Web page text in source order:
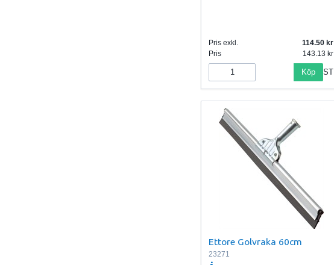
Pris exkl.
114.50
Pris
143.13
Köp ST
Ettore Golvraka 60cm
23271